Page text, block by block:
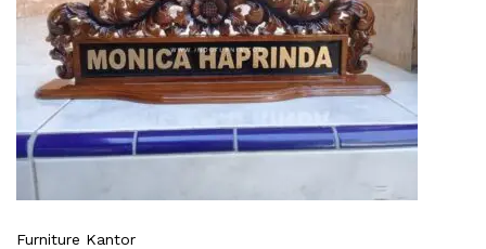
Furniture Kantor